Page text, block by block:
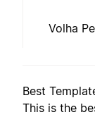
Volha
Best
This is the